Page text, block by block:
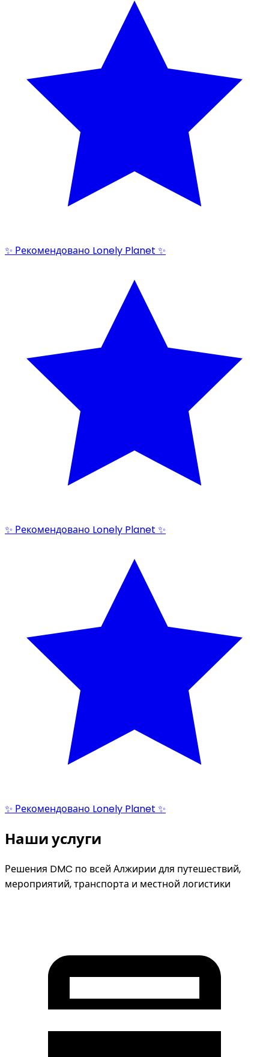
✨ Рекомендовано Lonely Planet ✨
✨ Рекомендовано Lonely Planet ✨
✨ Рекомендовано Lonely Planet ✨
Наши услуги
Решения DMC по всей Алжирии для путешествий,
мероприятий, транспорта и местной логистики